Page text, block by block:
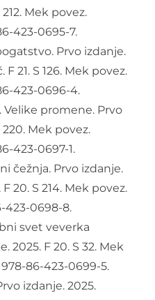
212. Mek povez.
423-0695-7.
Prvo izdanje.
21. S 126. Mek povez.
423-0696-4.
Velike promene. Prvo
220. Mek povez.
423-0697-1.
čežnja. Prvo izdanje.
20. S 214. Mek povez.
423-0698-8.
svet veverka
2025. F 20. S 32. Mek
86-423-0699-5.
izdanje. 2025.